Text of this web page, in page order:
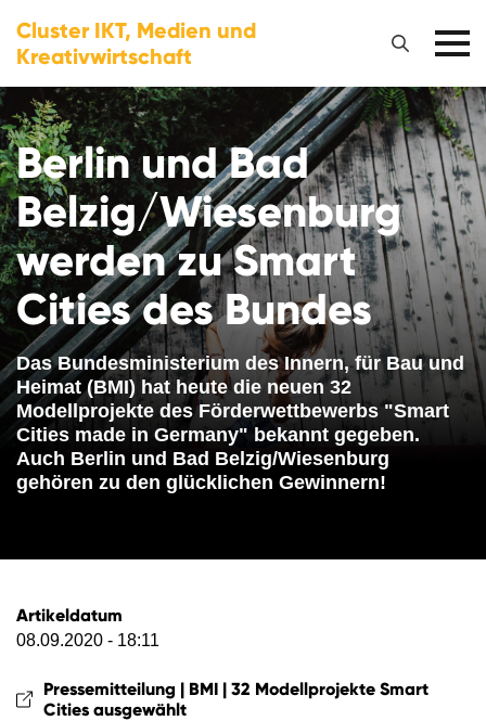
Cluster IKT, Medien und
Kreativwirtschaft
Berlin und Bad
Belzig/Wiesenburg
werden zu Smart
Cities des Bundes
Das Bundesministerium des Innern, für Bau und
Heimat (BMI) hat heute die neuen 32
Modellprojekte des Förderwettbewerbs "Smart
Cities made in Germany" bekannt gegeben.
Auch Berlin und Bad Belzig/Wiesenburg
gehören zu den glücklichen Gewinnern!
Artikeldatum
08.09.2020 - 18:11
Pressemitteilung | BMI | 32 Modellprojekte Smart
Cities ausgewählt